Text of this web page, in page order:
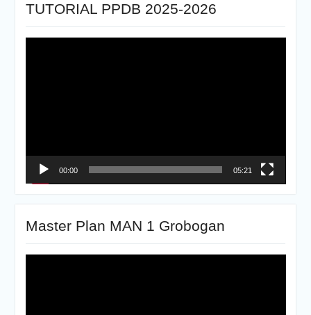
TUTORIAL PPDB 2025-2026
00:00 05:21
Master Plan MAN 1 Grobogan